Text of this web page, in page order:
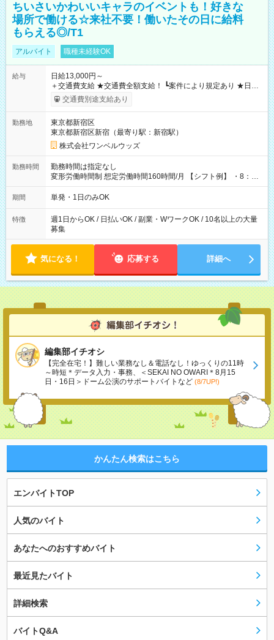
ちいさいかわいいキャラのイベントも！好きな
場所で働ける☆来社不要！働いたその日に給料
もらえる◎/T1
アルバイト 職種未経験OK
給与
日給13,000円～
＋交通費支給 ★交通費全額支給！ ┗案件により規定あり ★日払
いOK！（規定あり） ┗働いたその日に現金GET♪ お仕事後はコ
ンビニATMから 日払い分を引き落とせます！ 【試用期間】試
交通費別途支給あり
勤務地
東京都新宿区
東京都新宿区新宿（最寄り駅：新宿駅）
株式会社ワンベルウッズ
勤務時間
勤務時間は指定なし
変形労働時間制 想定労働時間160時間/月 【シフト例】 ・8：00
～21：00
期間 単発・1日のみOK
特徴
週1日からOK / 日払いOK / 副業・WワークOK / 10名以上の大量
募集
気になる！ 応募する 詳細へ
編集部イチオシ
【完全在宅！】難しい業務なし＆電話なし！ゆっくりの11時
～時短＊データ入力・事務、＜SEKAI NO OWARI＊8月15
日・16日＞ドーム公演のサポートバイトなど (8/7UP!)
かんたん検索はこちら
エンバイトTOP
人気のバイト
あなたへのおすすめバイト
最近見たバイト
詳細検索
バイトQ&A